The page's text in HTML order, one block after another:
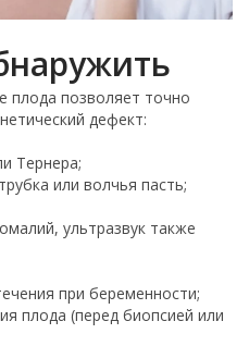
плода позволяет точно
дефект:
Тернера;
или волчья пасть;
ультразвук также
при беременности;
плода (перед биопсией или